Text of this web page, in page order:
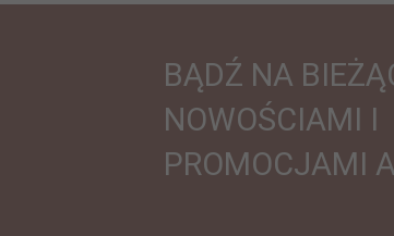
BĄDŹ NA
NOWOŚCIAMI I
PROMOCJAMI